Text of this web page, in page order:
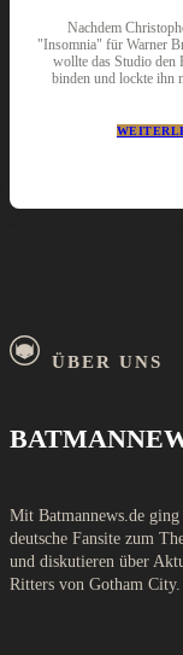
Nachdem
"Insomnia" für Warner
wollte das Studio den
binden und lockte ihn
ÜBER UNS
Mit Batmannews.de
deutsche Fansite zum
und diskutieren über
Ritters von Gotham City.